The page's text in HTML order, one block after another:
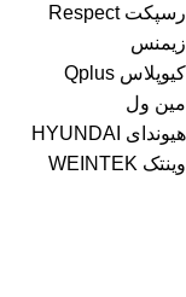
رسپکت Respect
زیمنس
کیوپلاس Qplus
مین ول
هیوندای HYUNDAI
وینتک WEINTEK